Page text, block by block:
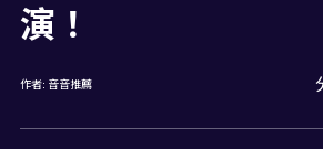
演！
作者: 音音推薦